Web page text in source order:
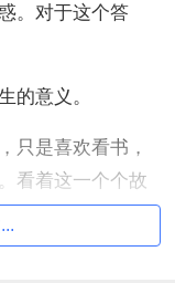
。对于这个答
的意义。
只是喜欢看书，
看着这一个个故
高中的时候，只
习能干什么呢。